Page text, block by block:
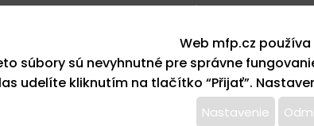
Otváracia doba
Web mfp.cz
súbory sú nevyhnutné pre správne
udelíte kliknutím na tlačítko “Přijať”.
Nastavenie